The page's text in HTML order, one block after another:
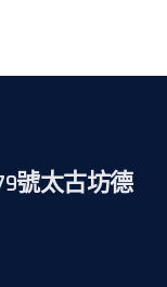
號太古坊德